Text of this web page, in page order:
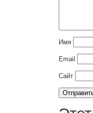
Имя
Email
Сайт